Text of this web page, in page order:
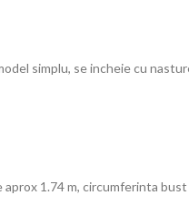
simplu, se incheie cu
1.74 m, circumferinta